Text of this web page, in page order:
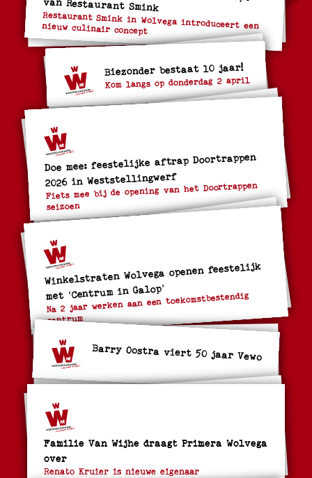
Restaurant Smink in Wolvega introduceert een nieuw culinair concept
Biezonder bestaat 10 jaar!
Kom langs op donderdag 2 april
Doe mee: feestelijke aftrap Doortrappen
2026 in Weststellingwerf
Fiets mee bij de opening van het Doortrappen
seizoen
Winkelstraten Wolvega openen feestelijk
met ‘Centrum in Galop’
Na 2 jaar werken aan een toekomstbestendig
centrum
Barry Oostra viert 50 jaar Vewo
Familie Van Wijhe draagt Primera Wolvega
over
Renato Kruier is nieuwe eigenaar